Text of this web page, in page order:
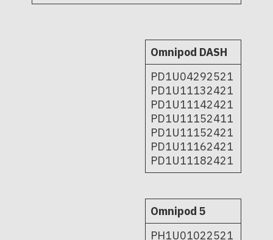
Omnipod DASH
PD1U04292521
PD1U11132421
PD1U11142421
PD1U11152411
PD1U11152421
PD1U11162421
PD1U11182421
Omnipod 5
PH1U01022521